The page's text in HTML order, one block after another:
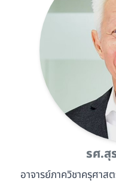
รศ.สุ
อาจารย์ภาควิชาครุศา